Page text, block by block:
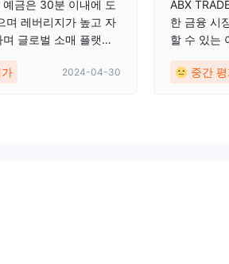
예금은 30분 이내에 도
며 레버리지가 높고 자
글로벌 소매 플랫폼
며 고객 서비스는 적시
2024-04-30
ABX
한 금융 시
할 수 있는
중간